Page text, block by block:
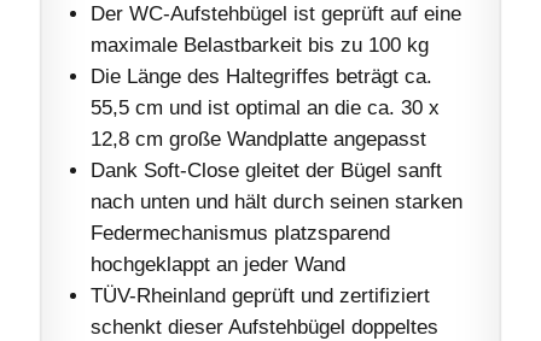
Der WC-Aufstehbügel ist geprüft auf eine
maximale Belastbarkeit bis zu 100 kg
Die Länge des Haltegriffes beträgt ca.
55,5 cm und ist optimal an die ca. 30 x
12,8 cm große Wandplatte angepasst
Dank Soft-Close gleitet der Bügel sanft
nach unten und hält durch seinen starken
Federmechanismus platzsparend
hochgeklappt an jeder Wand
TÜV-Rheinland geprüft und zertifiziert
schenkt dieser Aufstehbügel doppeltes